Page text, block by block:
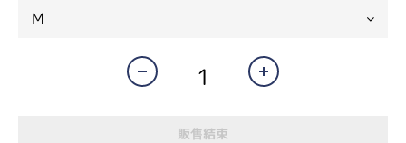
販售結束